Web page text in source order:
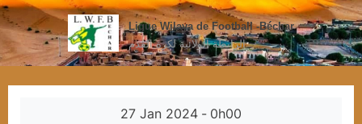
Ligue Wilaya de Football -Béchar
الرابطة الولائية لكرة القدم
27 Jan 2024 - 0h00